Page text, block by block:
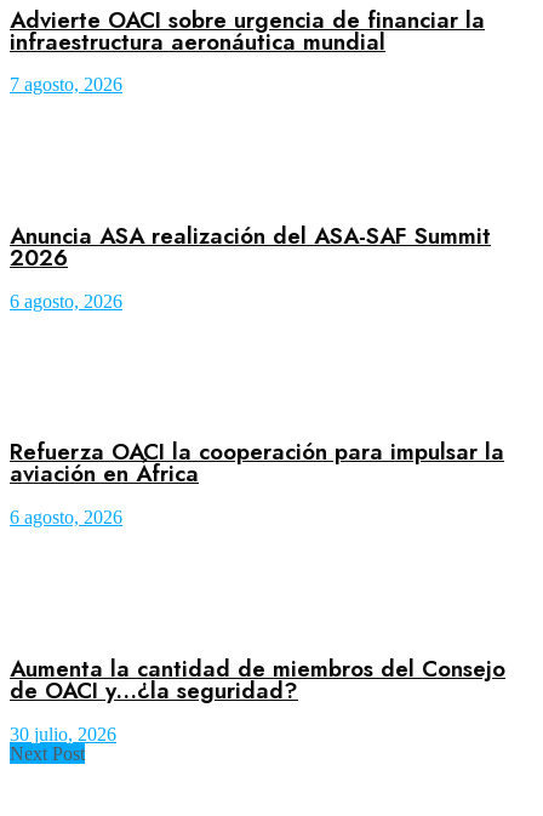
Advierte OACI sobre urgencia de financiar la
infraestructura aeronáutica mundial
7 agosto, 2026
Anuncia ASA realización del ASA-SAF Summit
2026
6 agosto, 2026
Refuerza OACI la cooperación para impulsar la
aviación en África
6 agosto, 2026
Aumenta la cantidad de miembros del Consejo
de OACI y…¿la seguridad?
30 julio, 2026
Next Post